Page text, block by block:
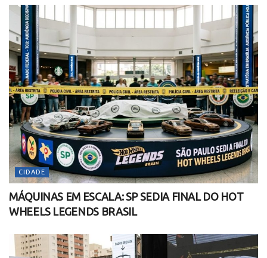
CIDADE
MÁQUINAS EM ESCALA: SP SEDIA FINAL DO HOT
WHEELS LEGENDS BRASIL